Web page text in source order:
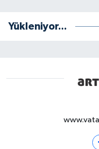
Yükleniyor...